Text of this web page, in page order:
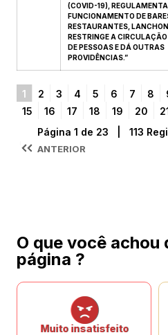
(COVID-19),
FUNCIONAMENTO DE
RESTAURANTES,
RESTRINGE A
DE PESSOAS E DÁ OUTRAS
PROVIDÊNCIAS.”
1 2 3 4 5 6 7 8
15
16 17 18 19 20
ANTERIOR
Página 1 de 23 | 113
O que você achou
página ?
Muito insatisfeito